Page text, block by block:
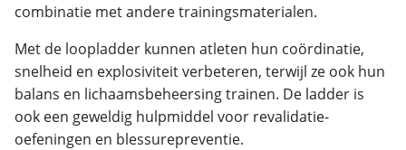
combinatie met andere trainingsmaterialen.
Met de loopladder kunnen atleten hun coördinatie,
snelheid en explosiviteit verbeteren, terwijl ze ook hun
balans en lichaamsbeheersing trainen. De ladder is
ook een geweldig hulpmiddel voor revalidatie-
oefeningen en blessurepreventie.